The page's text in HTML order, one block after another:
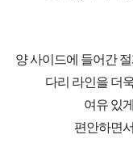
양 사이드에 들어간
다리 라인을 더
여유 있
편안하면